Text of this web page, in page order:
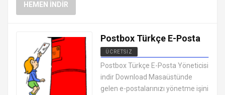
HEMEN İNDIR
Postbox Türkçe E-Posta
ÜCRETSIZ
MESAJLAŞMA SOHBET
PROGRAMLARI
Postbox Türkçe E-Posta Yöneticisi
indir Download Masaüstünde
gelen e-postalarınızı yönetme işini